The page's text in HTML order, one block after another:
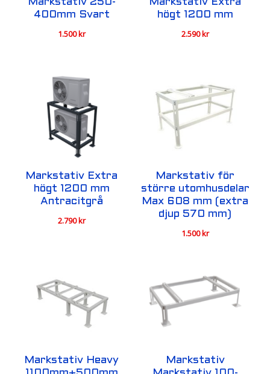
Markstativ 250-
400mm Svart
1.500kr
Markstativ Extra
högt 1200 mm
2.590kr
Markstativ Extra
högt 1200 mm
Antracitgrå
2.790kr
Markstativ för
större utomhusdelar
Max 608 mm (extra
djup 570 mm)
1.500kr
Markstativ Heavy
Markstativ